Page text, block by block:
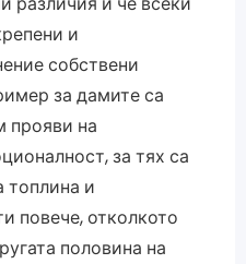
и
собствени
за дамите са
прояви на
за тях са
топлина и
повече, отколкото
половина на